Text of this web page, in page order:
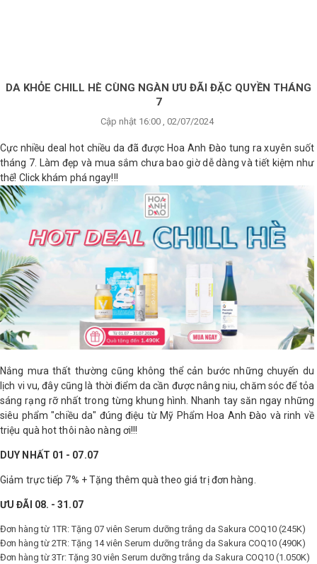
DA KHỎE CHILL HÈ CÙNG NGÀN ƯU ĐÃI ĐẶC QUYỀN THÁNG
7
Cập nhật 16:00 , 02/07/2024
Cực nhiều deal hot chiều da đã được Hoa Anh Đào tung ra xuyên suốt
tháng 7. Làm đẹp và mua sắm chưa bao giờ dễ dàng và tiết kiệm như
thế! Click khám phá ngay!!!
Nắng mưa thất thường cũng không thể cản bước những chuyến du
lịch vi vu, đây cũng là thời điểm da cần được nâng niu, chăm sóc để tỏa
sáng rạng rỡ nhất trong từng khung hình. Nhanh tay săn ngay những
siêu phẩm "chiều da" đúng điệu từ Mỹ Phẩm Hoa Anh Đào và rinh về
triệu quà hot thôi nào nàng ơi!!!
DUY NHẤT 01 - 07.07
Giảm trực tiếp 7% + Tặng thêm quà theo giá trị đơn hàng.
ƯU ĐÃI 08. - 31.07
Đơn hàng từ 1TR: Tặng 07 viên Serum dưỡng trắng da Sakura COQ10 (245K)
Đơn hàng từ 2TR: Tặng 14 viên Serum dưỡng trắng da Sakura COQ10 (490K)
Đơn hàng từ 3Tr: Tặng 30 viên Serum dưỡng trắng da Sakura COQ10 (1.050K)